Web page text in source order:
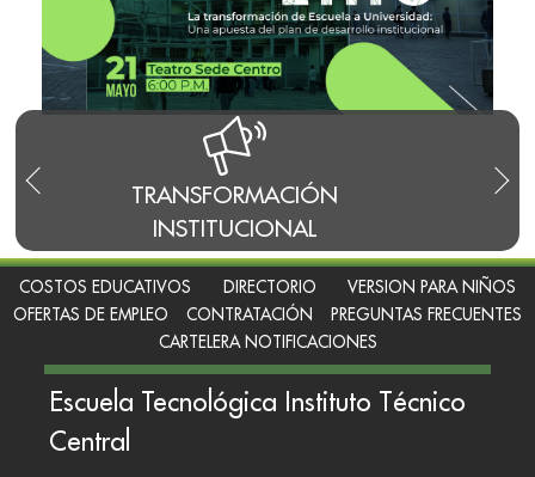
TRANSFORMACIÓN
INSTITUCIONAL
COSTOS EDUCATIVOS DIRECTORIO
VERSION PARA NIÑOS
OFERTAS DE EMPLEO
CONTRATACIÓN
PREGUNTAS FRECUENTES
CARTELERA NOTIFICACIONES
Escuela Tecnológica Instituto Técnico
Central